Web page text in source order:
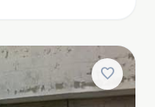
favorite